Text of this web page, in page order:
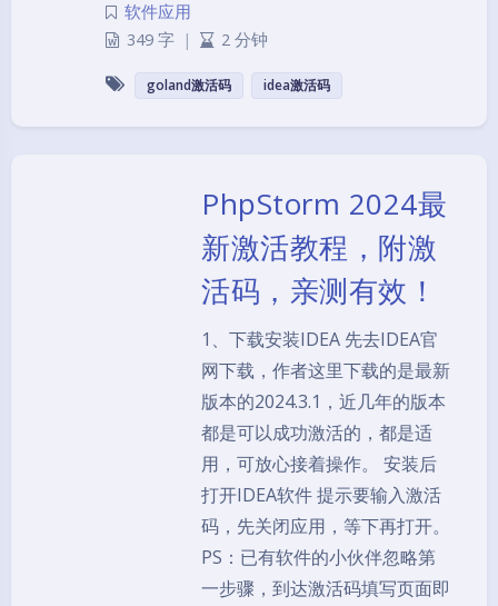
软件应用
349 字 | 2 分钟
goland激活码 idea激活码
PhpStorm 2024最
新激活教程，附激
活码，亲测有效！
1、下载安装IDEA 先去IDEA官
网下载，作者这里下载的是最新
版本的2024.3.1，近几年的版本
都是可以成功激活的，都是适
用，可放心接着操作。 安装后
打开IDEA软件 提示要输入激活
码，先关闭应用，等下再打开。
PS：已有软件的小伙伴忽略第
一步骤，到达激活码填写页面即